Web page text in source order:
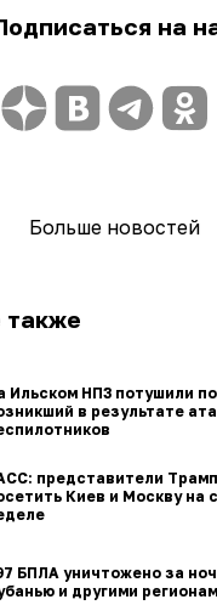
на
Больше новостей
также
Ильском НПЗ потушили
в результате
представители
Киев и Москву на
БПЛА уничтожено за
и другими